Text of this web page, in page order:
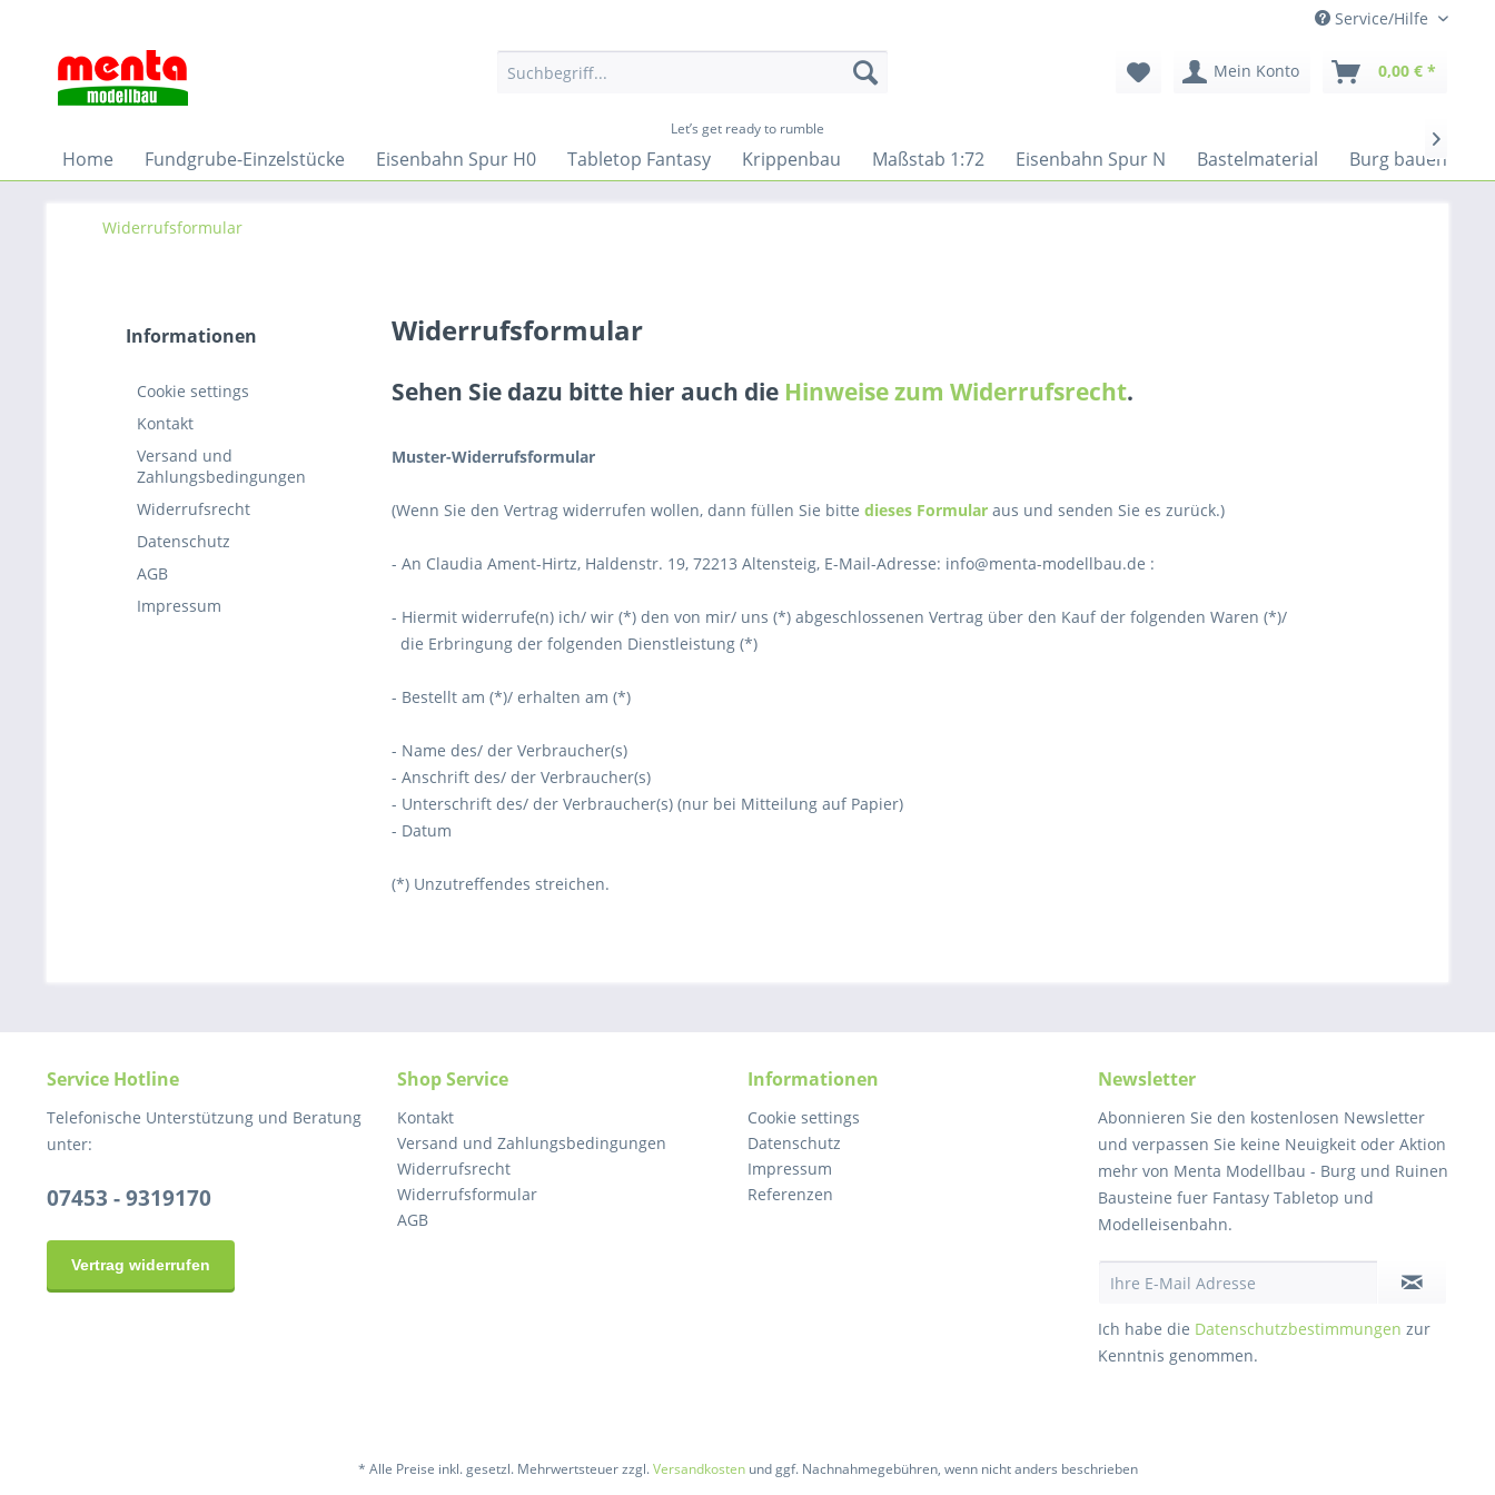
Service/Hilfe
Mein Konto 0,00 € *
Let’s get ready to rumble
Home Fundgrube-Einzelstücke Eisenbahn Spur H0 Tabletop Fantasy Krippenbau Maßstab 1:72 Eisenbahn Spur N Bastelmaterial Burg bauen

Widerrufsformular
Informationen
Cookie settings
Kontakt
Versand und
Zahlungsbedingungen
Widerrufsrecht
Datenschutz
AGB
Impressum
Widerrufsformular
Sehen Sie dazu bitte hier auch die Hinweise zum Widerrufsrecht.
Muster-Widerrufsformular
(Wenn Sie den Vertrag widerrufen wollen, dann füllen Sie bitte dieses Formular aus und senden Sie es zurück.)
- An Claudia Ament-Hirtz, Haldenstr. 19, 72213 Altensteig, E-Mail-Adresse: info@menta-modellbau.de :
- Hiermit widerrufe(n) ich/ wir (*) den von mir/ uns (*) abgeschlossenen Vertrag über den Kauf der folgenden Waren (*)/
die Erbringung der folgenden Dienstleistung (*)
- Bestellt am (*)/ erhalten am (*)
- Name des/ der Verbraucher(s)
- Anschrift des/ der Verbraucher(s)
- Unterschrift des/ der Verbraucher(s) (nur bei Mitteilung auf Papier)
- Datum
(*) Unzutreffendes streichen.
Service Hotline
Telefonische Unterstützung und Beratung
unter:
07453 - 9319170
Vertrag widerrufen
Shop Service
Kontakt
Versand und Zahlungsbedingungen
Widerrufsrecht
Widerrufsformular
AGB
Informationen
Cookie settings
Datenschutz
Impressum
Referenzen
Newsletter
Abonnieren Sie den kostenlosen Newsletter
und verpassen Sie keine Neuigkeit oder Aktion
mehr von Menta Modellbau - Burg und Ruinen
Bausteine fuer Fantasy Tabletop und
Modelleisenbahn.
Ich habe die Datenschutzbestimmungen zur
Kenntnis genommen.
* Alle Preise inkl. gesetzl. Mehrwertsteuer zzgl.Versandkostenund ggf. Nachnahmegebühren, wenn nicht anders beschrieben